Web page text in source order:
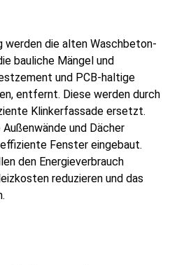
werden die alten Waschbeton-
bauliche Mängel und
und PCB-haltige
entfernt. Diese werden durch
Klinkerfassade ersetzt.
und Dächer
Fenster eingebaut.
den Energieverbrauch
reduzieren und das